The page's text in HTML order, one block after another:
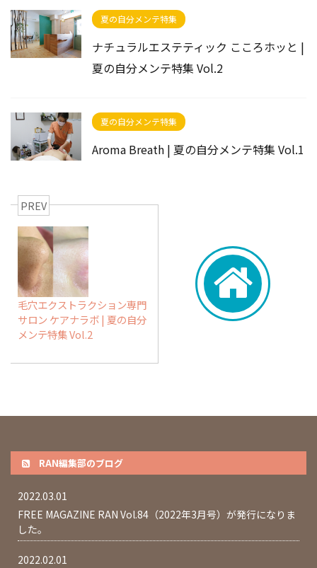
夏の自分メンテ特集
ナチュラルエステティック こころホッと |
夏の自分メンテ特集 Vol.2
夏の自分メンテ特集
Aroma Breath | 夏の自分メンテ特集 Vol.1
PREV
毛穴エクストラクション専門
サロン ケアナラボ | 夏の自分
メンテ特集 Vol.2
RAN編集部のブログ
2022.03.01
FREE MAGAZINE RAN Vol.84（2022年3月号）が発行になりま
した。
2022.02.01